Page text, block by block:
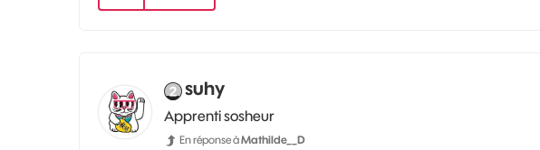
suhy
Apprenti sosheur
En réponse àMathilde__D